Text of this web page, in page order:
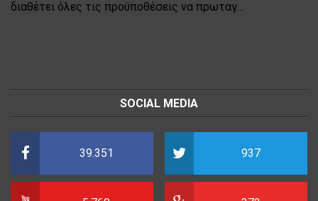
διαθέτει όλες τις προϋποθέσεις να πρωταγ...
SOCIAL MEDIA
39.351 937